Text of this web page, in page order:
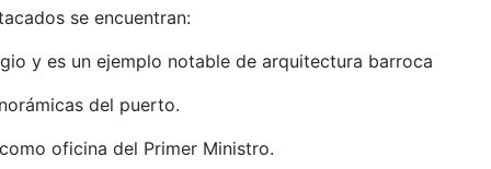
se encuentran:​
y es un ejemplo notable de arquitectura barroca
del puerto.
oficina del Primer Ministro.